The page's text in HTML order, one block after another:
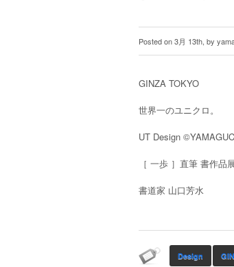
Posted on 3月 13th, by
GINZA TOKYO
世界一のユニクロ。
UT Design
［ 一歩 ］直筆 書作品
書道家 山口芳水
Design